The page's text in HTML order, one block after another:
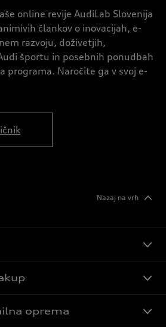
online revije AudiLab Slovenija
člankov o inovacijah, e-
razvoju, doživetjih,
športu in posebnih ponudbah
programa. Naročite ga v svoj e-
Nazaj na vrh
oprema